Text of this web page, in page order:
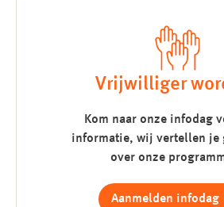
Vrijwilliger
Kom naar onze infodag
informatie, wij vertellen je
over onze
Aanmelden infodag